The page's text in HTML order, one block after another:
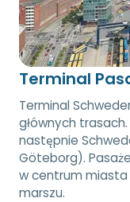
Terminal
Terminal
głównych
następnie
Göteborg).
w centrum
marszu.